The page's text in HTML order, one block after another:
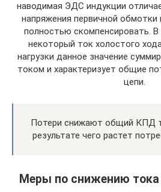
наводимая ЭДС индукции
напряжения первичной обмотки
полностью скомпенсировать.
некоторый ток холостого
нагрузки данное значение
током и характеризует общие
цепи.
Потери снижают общий КПД
результате чего растет
Меры по снижению тока